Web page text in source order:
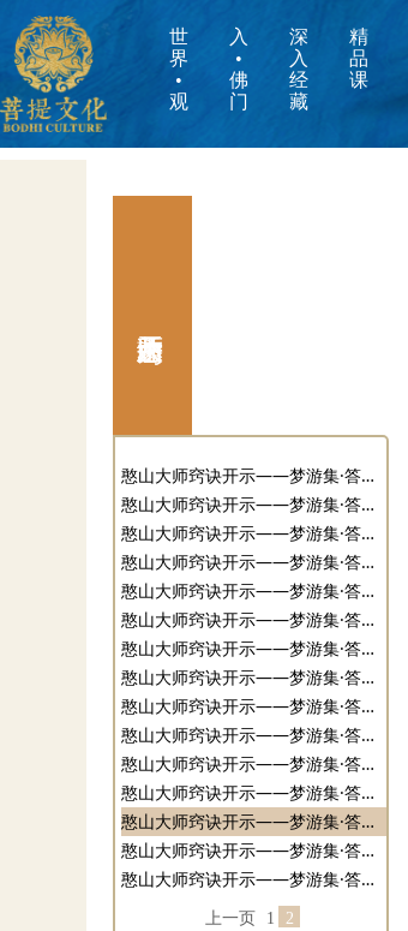
世
界
•
观
入
•
佛
门
深
入
经
藏
精
品
课
憨山大师窍诀开示——梦游集·答郑昆岩中丞11（禅宗三关03）
憨山大师窍诀开示——梦游集·答郑昆岩中丞12（禅宗三关04）
憨山大师窍诀开示——梦游集·答郑昆岩中丞13（禅宗三关05）
憨山大师窍诀开示——梦游集·答郑昆岩中丞14（禅宗三关06）
憨山大师窍诀开示——梦游集·答郑昆岩中丞15（禅宗三关07）
憨山大师窍诀开示——梦游集·答郑昆岩中丞16（禅宗三关08）
憨山大师窍诀开示——梦游集·答郑昆岩中丞17（禅宗三关09）
憨山大师窍诀开示——梦游集·答郑昆岩中丞18（禅宗三关10）
憨山大师窍诀开示——梦游集·答郑昆岩中丞19（禅宗三关11）
憨山大师窍诀开示——梦游集·答郑昆岩中丞20（禅宗三关12）
憨山大师窍诀开示——梦游集·答郑昆岩中丞21（禅宗三关13）
憨山大师窍诀开示——梦游集·答郑昆岩中丞22（禅宗三关14）
憨山大师窍诀开示——梦游集·答郑昆岩中丞23（禅宗三关15.终）
憨山大师窍诀开示——梦游集·答郑昆岩中丞24
憨山大师窍诀开示——梦游集·答郑昆岩中丞25（完结）
上一页 1 2